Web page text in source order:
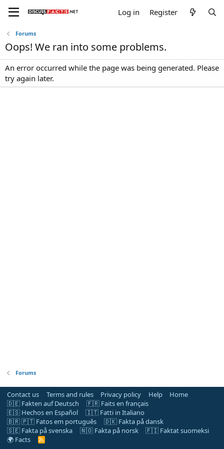
Log in Register
Forums
Oops! We ran into some problems.
An error occurred while the page was being generated. Please
try again later.
Forums
Contact us Terms and rules Privacy policy Help
Home
🇩🇪 Fakten auf Deutsch
🇫🇷 Faits en français
🇪🇸 Hechos en Español
🇮🇹 Fatti in Italiano
🇧🇷 🇵🇹 Fatos em português
🇩🇰 Fakta på dansk
🇸🇪 Fakta på svenska
🇳🇴 Fakta på norsk
🇫🇮 Faktat suomeksi
🌍 Facts
R